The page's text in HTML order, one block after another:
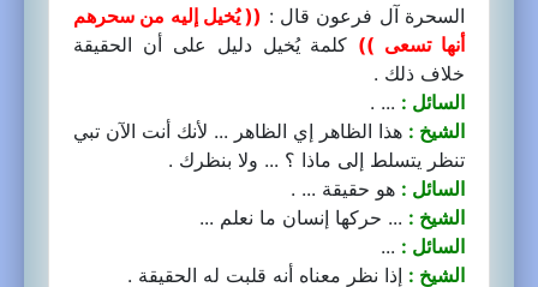
السحرة آل فرعون قال : (( يُخيل إليه من سحرهم
أنها تسعى )) كلمة يُخيل دليل على أن الحقيقة
خلاف ذلك .
السائل : ... .
الشيخ : هذا الظاهر إي الظاهر ... لأنك أنت الآن تبي
تنظر يتسلط إلى ماذا ؟ ... ولا بنظرك .
السائل : هو حقيقة ... .
الشيخ : ... حركها إنسان ما نعلم ...
السائل : ...
الشيخ : إذا نظر معناه أنه قلبت له الحقيقة .